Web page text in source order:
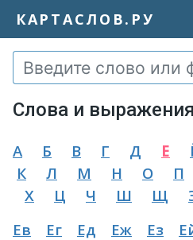
КАРТАСЛОВ.РУ
Слова и
А Б В Г Д Е
К
Л М Н О П
Х
Ц Ч Ш Щ
Ев
Ег Ед Еж Ез